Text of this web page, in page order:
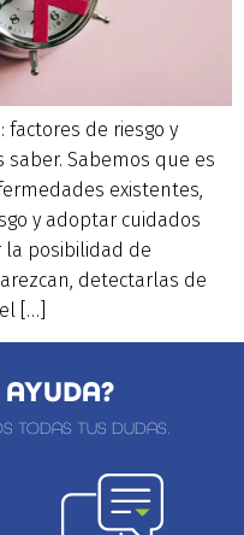
factores de riesgo y
Sabemos que es
existentes,
y adoptar cuidados
la posibilidad de
detectarlas de
[…]
TODAS TUS DUDAS.